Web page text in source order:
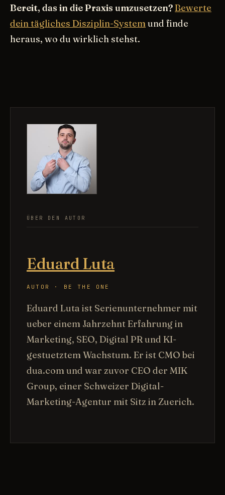
Bereit, das in die Praxis umzusetzen?Bewerte
dein tägliches Disziplin-Systemund finde
heraus, wo du wirklich stehst.
ÜBER DEN AUTOR
Eduard Luta
AUTOR · BE THE ONE
Eduard Luta ist Serienunternehmer mit
ueber einem Jahrzehnt Erfahrung in
Marketing, SEO, Digital PR und KI-
gestuetztem Wachstum. Er ist CMO bei
dua.com und war zuvor CEO der MIK
Group, einer Schweizer Digital-
Marketing-Agentur mit Sitz in Zuerich.